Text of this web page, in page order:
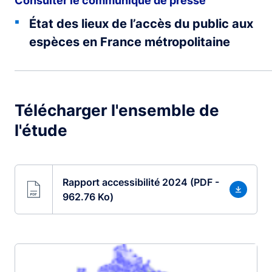
État des lieux de l’accès du public aux
espèces en France métropolitaine
Télécharger l'ensemble de
l'étude
Rapport accessibilité 2024 (PDF -
962.76 Ko)